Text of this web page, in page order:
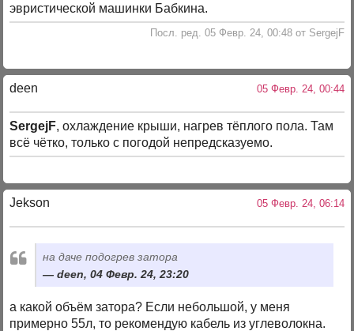
эвристической машинки Бабкина.
Посл. ред. 05 Февр. 24, 00:48 от SergejF
deen 05 Февр. 24, 00:44
SergejF, охлаждение крыши, нагрев тёплого пола. Там
всё чётко, только с погодой непредсказуемо.
Jekson 05 Февр. 24, 06:14
на даче подогрев затора
deen, 04 Февр. 24, 23:20
а какой объём затора? Если небольшой, у меня
примерно 55л, то рекомендую кабель из углеволокна.